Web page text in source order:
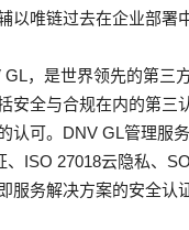
以唯链过去在企业部署
GL，是世界领先的第三
安全与合规在内的第三
认可。DNV GL管理服
、ISO 27018云隐私、
服务解决方案的安全认